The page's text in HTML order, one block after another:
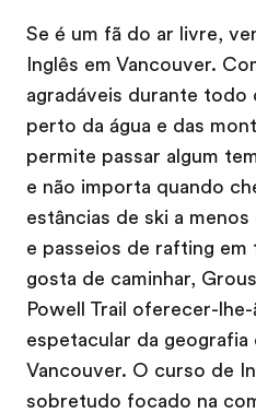
Se é um fã do ar livre,
Inglês em Vancouver.
agradáveis durante todo
perto da água e das
permite passar algum
e não importa quando
estâncias de ski a
e passeios de rafting
gosta de caminhar,
Powell Trail oferecer-
espetacular da
Vancouver. O curso de
sobretudo focado na